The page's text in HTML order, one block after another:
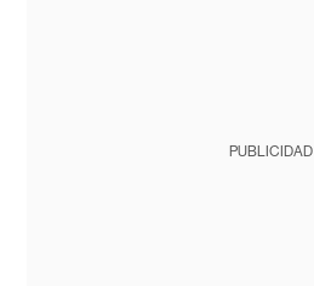
PUBLICIDAD